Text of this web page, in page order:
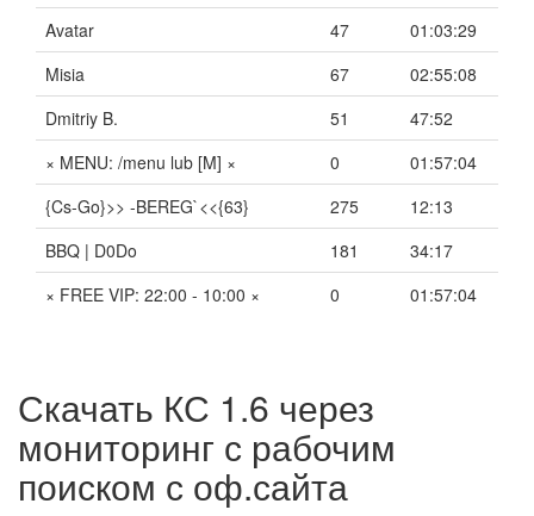
Avatar
47
01:03:29
Misia
67
02:55:08
Dmitriy B.
51
47:52
× MENU: /menu lub [M] ×
0
01:57:04
{Cs-Go}>> -BEREG`<<{63}
275
12:13
BBQ | D0Do
181
34:17
× FREE VIP: 22:00 - 10:00 ×
0 01:57:04
Скачать КС 1.6 через
мониторинг с рабочим
поиском с оф.сайта